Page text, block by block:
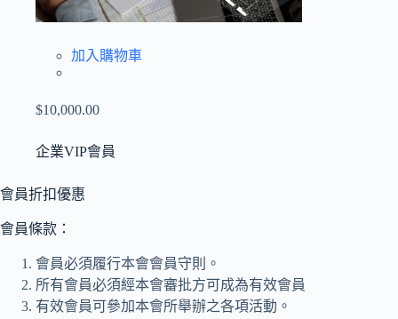
加入購物車
$10,000.00
企業VIP會員
會員折扣優惠
會員條款：
會員必須履行本會會員守則。
所有會員必須經本會審批方可成為有效會員
有效會員可參加本會所舉辦之各項活動。